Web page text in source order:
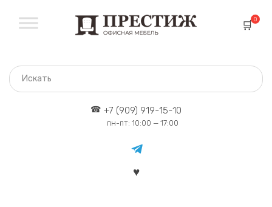
содержанию
0
+7 (909) 919-15-10
пн-пт: 10:00 — 17:00